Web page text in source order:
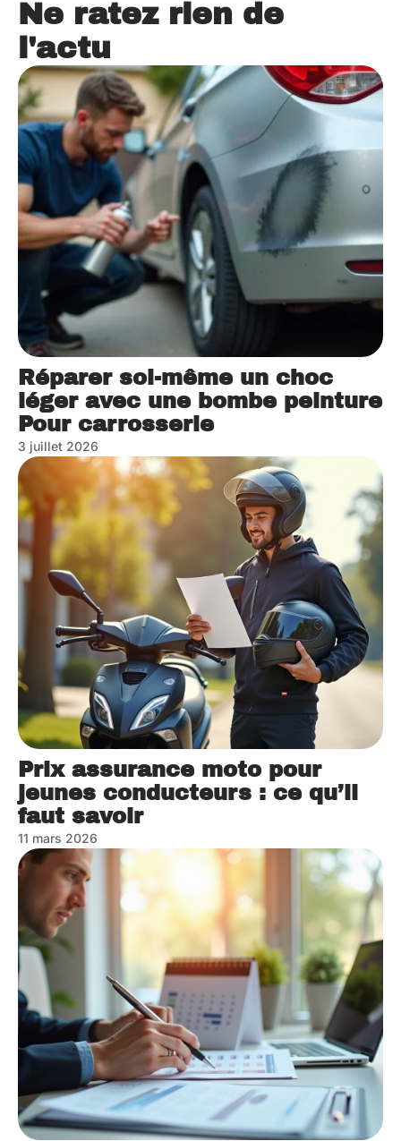
Ne ratez rien de
l'actu
Réparer soi-même un choc
léger avec une bombe peinture
Pour carrosserie
3 juillet 2026
Prix assurance moto pour
jeunes conducteurs : ce qu’il
faut savoir
11 mars 2026